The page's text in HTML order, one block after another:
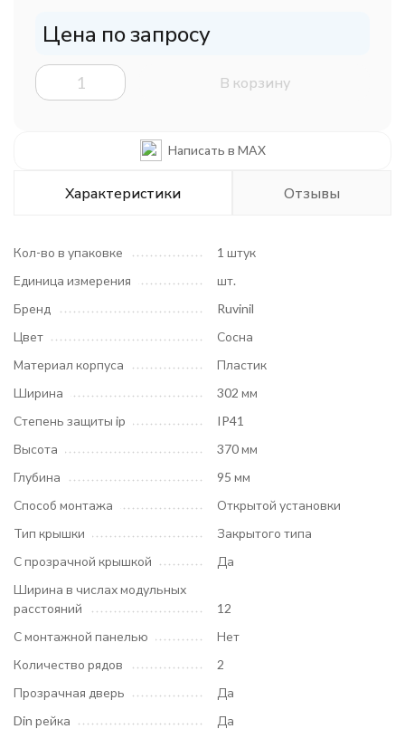
Цена по запросу
В корзину
Написать в MAX
Характеристики Отзывы
Кол-во в упаковке
1 штук
Единица измерения
шт.
Бренд
Ruvinil
Цвет
Сосна
Материал корпуса
Пластик
Ширина
302 мм
Степень защиты ip
IP41
Высота
370 мм
Глубина
95 мм
Способ монтажа
Открытой установки
Тип крышки
Закрытого типа
С прозрачной крышкой
Да
Ширина в числах модульных
расстояний
12
С монтажной панелью
Нет
Количество рядов
2
Прозрачная дверь
Да
Din рейка
Да